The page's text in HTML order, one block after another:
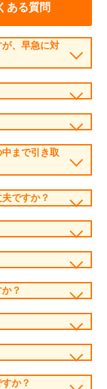
ある質問
、早急に対
まで引き取
ですか？
？
か？